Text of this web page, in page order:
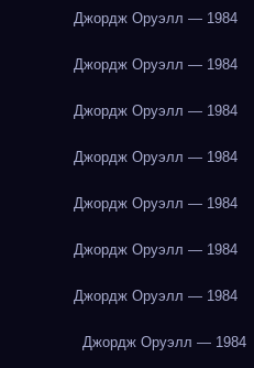
Джордж Оруэлл — 1984
Джордж Оруэлл — 1984
Джордж Оруэлл — 1984
Джордж Оруэлл — 1984
Джордж Оруэлл — 1984
Джордж Оруэлл — 1984
Джордж Оруэлл — 1984
Джордж Оруэлл — 1984